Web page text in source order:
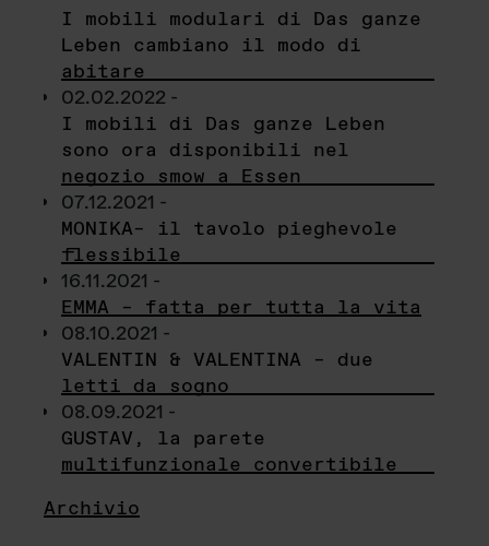
I mobili modulari di Das ganze
Leben cambiano il modo di
abitare
02.02.2022 -
I mobili di Das ganze Leben
sono ora disponibili nel
negozio smow a Essen
07.12.2021 -
MONIKA– il tavolo pieghevole
flessibile
16.11.2021 -
EMMA – fatta per tutta la vita
08.10.2021 -
VALENTIN & VALENTINA – due
letti da sogno
08.09.2021 -
GUSTAV, la parete
multifunzionale convertibile
Archivio